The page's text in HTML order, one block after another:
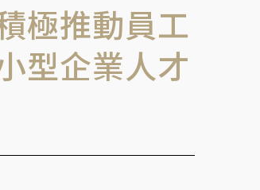
極推動員工
型企業人才